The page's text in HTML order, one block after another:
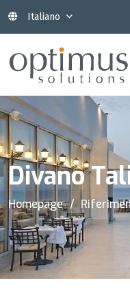
Italiano
Divano
Homepage